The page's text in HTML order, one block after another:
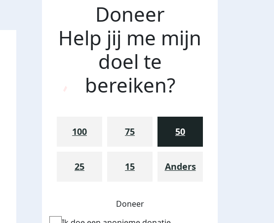
Doneer
Help jij me mijn
doel te
bereiken?
100 75 50
25 15 Anders
Doneer